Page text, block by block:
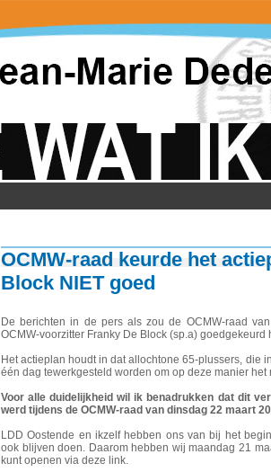
OCMW-raad keurde het
Block NIET goed
De berichten in de pers als zou de OCMW-raad
OCMW-voorzitter Franky De Block (sp.a) goedgekeurd
Het actieplan houdt in dat allochtone 65-plussers, die
één dag tewerkgesteld worden om op deze manier
Voor alle duidelijkheid wil ik benadrukken dat dit
werd tijdens de OCMW-raad van dinsdag 22 maart
LDD Oostende en ikzelf hebben ons van bij het
ook blijven doen. Daarom hebben wij maandag 21
kunt openen via deze link.